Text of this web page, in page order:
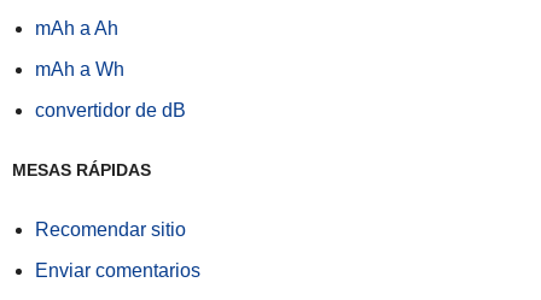
mAh a Ah
mAh a Wh
convertidor de dB
MESAS RÁPIDAS
Recomendar sitio
Enviar comentarios